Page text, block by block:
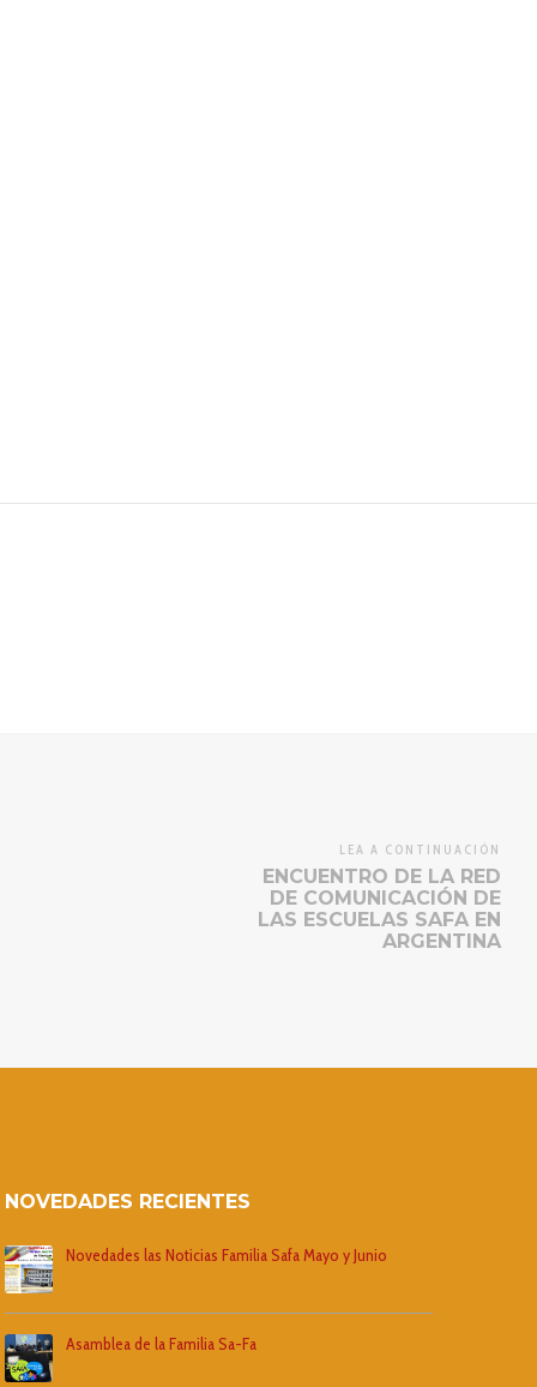
LEA A CONTINUACIÓN
ENCUENTRO DE LA RED
DE COMUNICACIÓN DE
LAS ESCUELAS SAFA EN
ARGENTINA
NOVEDADES RECIENTES
Novedades las Noticias Familia Safa Mayo y Junio
Asamblea de la Familia Sa-Fa